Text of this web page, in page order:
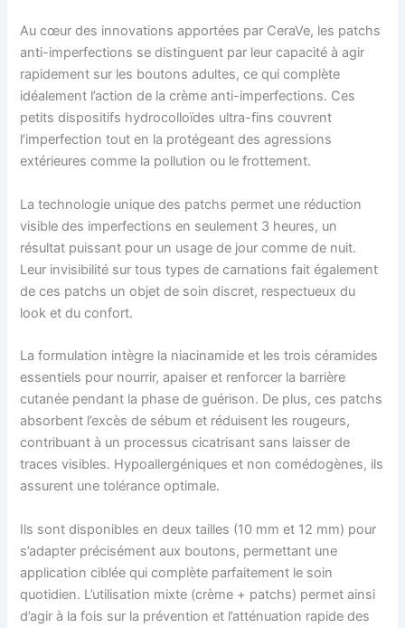
Au cœur des innovations apportées par CeraVe, les patchs
anti-imperfections se distinguent par leur capacité à agir
rapidement sur les boutons adultes, ce qui complète
idéalement l’action de la crème anti-imperfections. Ces
petits dispositifs hydrocolloïdes ultra-fins couvrent
l’imperfection tout en la protégeant des agressions
extérieures comme la pollution ou le frottement.
La technologie unique des patchs permet une réduction
visible des imperfections en seulement 3 heures, un
résultat puissant pour un usage de jour comme de nuit.
Leur invisibilité sur tous types de carnations fait également
de ces patchs un objet de soin discret, respectueux du
look et du confort.
La formulation intègre la niacinamide et les trois céramides
essentiels pour nourrir, apaiser et renforcer la barrière
cutanée pendant la phase de guérison. De plus, ces patchs
absorbent l’excès de sébum et réduisent les rougeurs,
contribuant à un processus cicatrisant sans laisser de
traces visibles. Hypoallergéniques et non comédogènes, ils
assurent une tolérance optimale.
Ils sont disponibles en deux tailles (10 mm et 12 mm) pour
s’adapter précisément aux boutons, permettant une
application ciblée qui complète parfaitement le soin
quotidien. L’utilisation mixte (crème + patchs) permet ainsi
d’agir à la fois sur la prévention et l’atténuation rapide des